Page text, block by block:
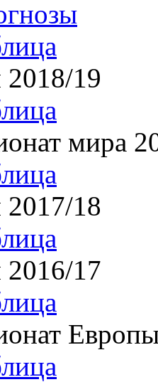
2018/19
мира
2017/18
2016/17